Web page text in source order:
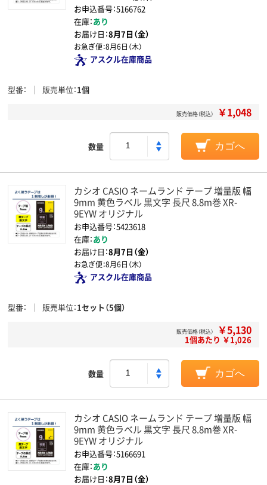
お申込番号：5166762
在庫：あり
お届け日：8月7日（金）
お急ぎ便：8月6日（木）
アスクル在庫商品
型番 販売単位 1個
販売価格（税込） ￥1,048
数量 カゴへ
カシオ CASIO ネームランド テープ 増量版 幅
9mm 黄色ラベル 黒文字 長尺 8.8m巻 XR-
9EYW オリジナル
お申込番号：5423618
在庫：あり
お届け日：8月7日（金）
お急ぎ便：8月6日（木）
アスクル在庫商品
型番 販売単位 1セット（5個）
販売価格（税込） ￥5,130
1個あたり ￥1,026
数量 カゴへ
カシオ CASIO ネームランド テープ 増量版 幅
9mm 黄色ラベル 黒文字 長尺 8.8m巻 XR-
9EYW オリジナル
お申込番号：5166691
在庫：あり
お届け日：8月7日（金）